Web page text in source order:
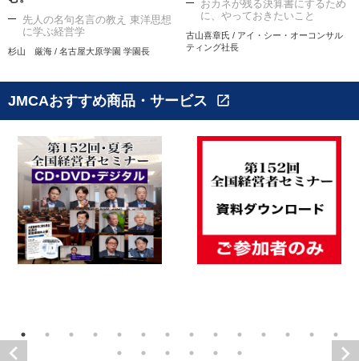
先人の名句名言の教え 東洋思想
に学ぶ経営学
杉山 厳海 / 名古屋大原学園 学園長
おカネが残る決算書にするため
に、やっておきたいこと
古山喜章氏 / アイ・シー・オーコンサル
ティング社長
JMCAおすすめ商品・サービス open_in_new